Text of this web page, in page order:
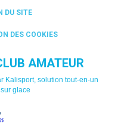
DU SITE
DES COOKIES
AMATEUR
Kalisport, solution tout-en-un
glace